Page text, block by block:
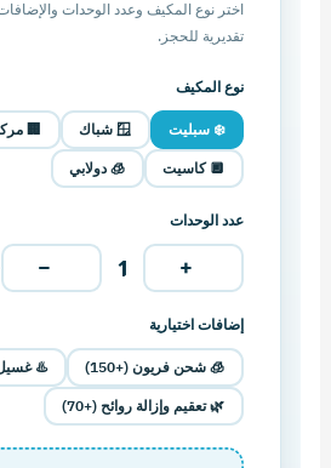
اختر نوع المكيف وعدد الوحدات
تقديرية للحجز.
نوع المكيف
❄️ سبليت
🪟 شباك 🏢
🔲 كاسيت
🧊 دولابي
عدد الوحدات
+
1
−
إضافات اختيارية
🧊 شحن فريون (+150)
♨️ غسيل
🌿 تعقيم وإزالة روائح (+70)